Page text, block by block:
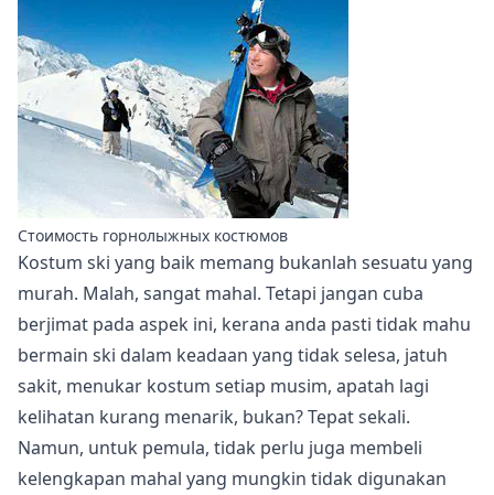
Стоимость горнолыжных костюмов
Kostum ski yang baik memang bukanlah sesuatu yang
murah. Malah, sangat mahal. Tetapi jangan cuba
berjimat pada aspek ini, kerana anda pasti tidak mahu
bermain ski dalam keadaan yang tidak selesa, jatuh
sakit, menukar kostum setiap musim, apatah lagi
kelihatan kurang menarik, bukan? Tepat sekali.
Namun, untuk pemula, tidak perlu juga membeli
kelengkapan mahal yang mungkin tidak digunakan